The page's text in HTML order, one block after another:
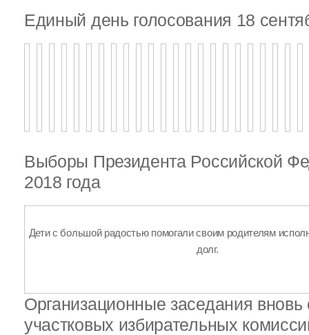
Единый день голосования 18
Выборы Президента Российской
2018 года
Дети с большой радостью помогали своим родителям
долг.
Организационные заседания
участковых избирательных